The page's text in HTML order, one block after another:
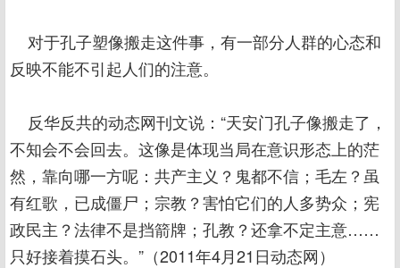
对于孔子塑像搬走这件事，有一部分人群的心态和
反映不能不引起人们的注意。
反华反共的动态网刊文说：“天安门孔子像搬走了，
不知会不会回去。这像是体现当局在意识形态上的茫
然，靠向哪一方呢：共产主义？鬼都不信；毛左？虽
有红歌，已成僵尸；宗教？害怕它们的人多势众；宪
政民主？法律不是挡箭牌；孔教？还拿不定主意……
只好接着摸石头。”（2011年4月21日动态网）